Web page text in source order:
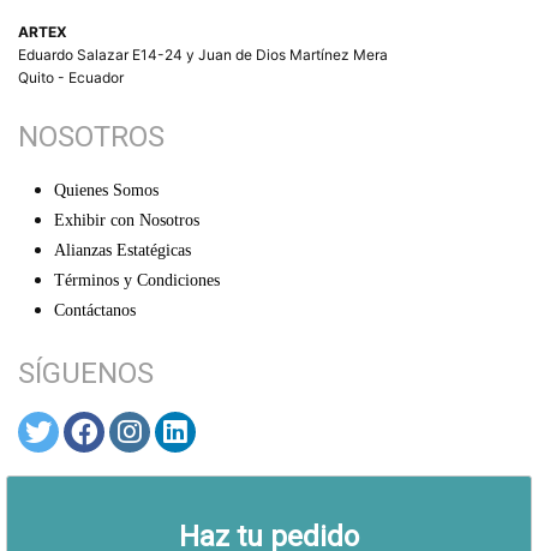
Haz tu pedido
ARTEX
Eduardo Salazar E14-24 y Juan de Dios Martínez Mera
Quito - Ecuador
NOSOTROS
Quienes Somos
Exhibir con Nosotros
Alianzas Estatégicas
Términos y Condiciones
Contáctanos
SÍGUENOS